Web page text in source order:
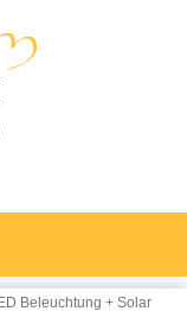
Beleuchtung + Solar